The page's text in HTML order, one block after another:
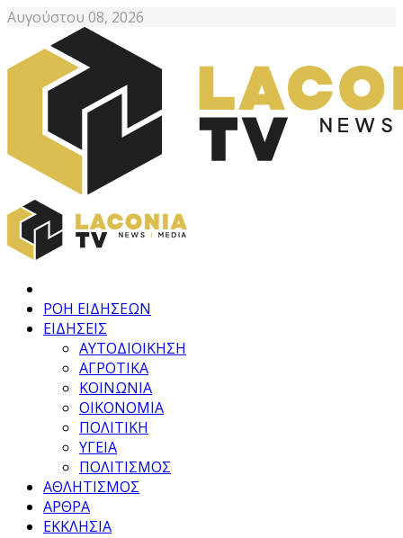
Αυγούστου 08, 2026
ΡΟΗ ΕΙΔΗΣΕΩΝ
ΕΙΔΗΣΕΙΣ
ΑΥΤΟΔΙΟΙΚΗΣΗ
ΑΓΡΟΤΙΚΑ
ΚΟΙΝΩΝΙΑ
ΟΙΚΟΝΟΜΙΑ
ΠΟΛΙΤΙΚΗ
ΥΓΕΙΑ
ΠΟΛΙΤΙΣΜΟΣ
ΑΘΛΗΤΙΣΜΟΣ
ΑΡΘΡΑ
ΕΚΚΛΗΣΙΑ